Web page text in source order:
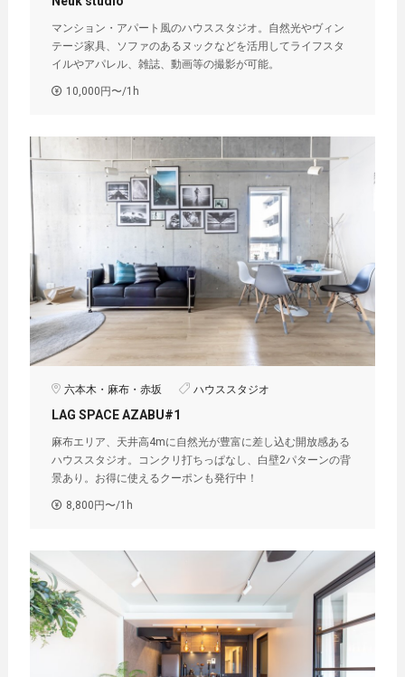
マンション・アパート風のハウススタジオ。自然光やヴィン
テージ家具、ソファのあるヌックなどを活用してライフスタ
イルやアパレル、雑誌、動画等の撮影が可能。
10,000円〜/1h
六本木・麻布・赤坂 ハウススタジオ
LAG SPACE AZABU#1
麻布エリア、天井高4mに自然光が豊富に差し込む開放感ある
ハウススタジオ。コンクリ打ちっぱなし、白壁2パターンの背
景あり。お得に使えるクーポンも発行中！
8,800円〜/1h